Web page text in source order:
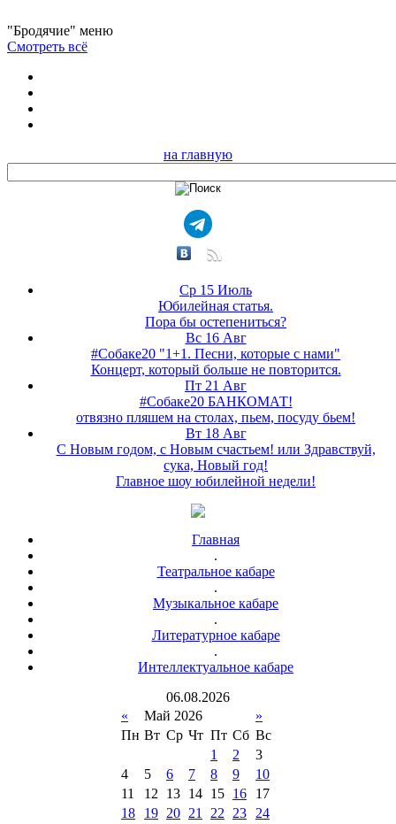
"Бродячие" меню
Смотреть всё
на главную
Ср 15 Июль
Юбилейная статья.
Пора бы остепениться?
Вс 16 Авг
#Собаке20 "1+1. Песни, которые с нами"
Концерт, который больше не повторится.
Пт 21 Авг
#Собаке20 БАНКОМАТ!
отвязно пляшем на столах, пьем, посуду бьем!
Вт 18 Авг
С Новым годом, с Новым счастьем! или Здравствуй,
сука, Новый год!
Главное шоу юбилейной недели!
Главная
.
Театральное кабаре
.
Музыкальное кабаре
.
Литературное кабаре
.
Интеллектуальное кабаре
06.08.2026
«
Май 2026
»
Пн Вт Ср Чт Пт Сб Вс
1
2
3
4
5 6 7 8 9
10
11
12 13 14 15 16
17
18
19 20 21 22 23
24